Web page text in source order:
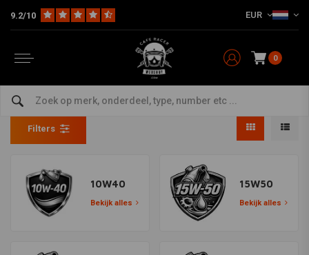
9.2/10 EUR
0
Motor
Home The Workshop Olie en Vloeistoffen Motor
Filters
10W40
Bekijk alles
15W50
Bekijk alles